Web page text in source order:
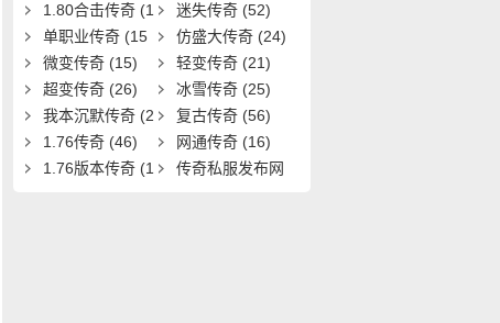
1.80合击传奇 (1
8)
迷失传奇 (52)
单职业传奇 (15
1)
仿盛大传奇 (24)
微变传奇 (15) 轻变传奇 (21)
超变传奇 (26) 冰雪传奇 (25)
我本沉默传奇 (2
0)
复古传奇 (56)
1.76传奇 (46) 网通传奇 (16)
1.76版本传奇 (1
传奇私服发布网